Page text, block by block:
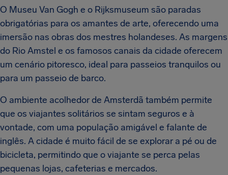
O Museu Van Gogh e o Rijksmuseum são paradas
obrigatórias para os amantes de arte, oferecendo uma
imersão nas obras dos mestres holandeses. As margens
do Rio Amstel e os famosos canais da cidade oferecem
um cenário pitoresco, ideal para passeios tranquilos ou
para um passeio de barco.
O ambiente acolhedor de Amsterdã também permite
que os viajantes solitários se sintam seguros e à
vontade, com uma população amigável e falante de
inglês. A cidade é muito fácil de se explorar a pé ou de
bicicleta, permitindo que o viajante se perca pelas
pequenas lojas, cafeterias e mercados.